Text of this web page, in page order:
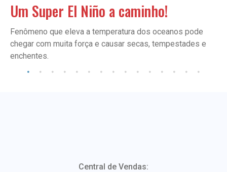
Um Super El Niño a caminho!
Fenômeno que eleva a temperatura dos oceanos pode
chegar com muita força e causar secas, tempestades e
enchentes.
Central de Vendas: